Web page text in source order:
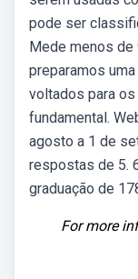
pode ser
Mede menos de
preparamos
voltados para
fundamental.
agosto a 1 de
respostas de 5.
graduação de
For more